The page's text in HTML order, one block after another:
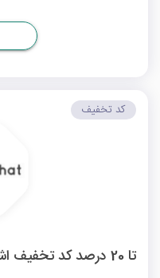
تا 20 درصد کد تخفیف اشتراک‌ سالیانه رایچت
کد تخفیف